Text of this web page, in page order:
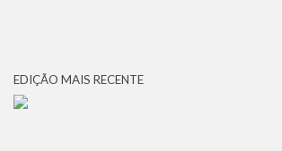
EDIÇÃO MAIS RECENTE